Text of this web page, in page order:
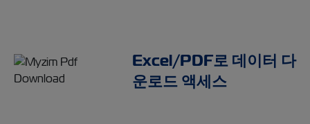
Excel/PDF로 데이터 다
운로드 액세스